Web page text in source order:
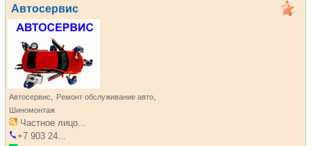
Автосервис
Автосервис, Ремонт обслуживание авто,
Шиномонтаж
Частное лицо...
+7 903 24...